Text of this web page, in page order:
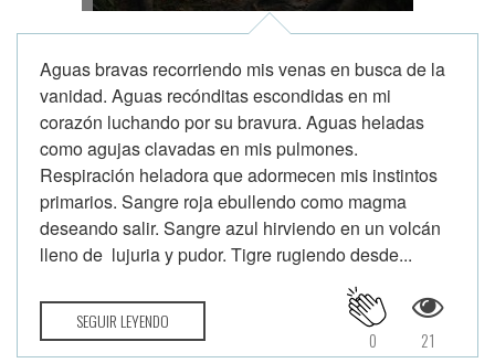
Aguas bravas recorriendo mis venas en busca de la
vanidad. Aguas recónditas escondidas en mi
corazón luchando por su bravura. Aguas heladas
como agujas clavadas en mis pulmones.
Respiración heladora que adormecen mis instintos
primarios. Sangre roja ebullendo como magma
deseando salir. Sangre azul hirviendo en un volcán
lleno de lujuria y pudor. Tigre rugiendo desde...
SEGUIR LEYENDO
21
0